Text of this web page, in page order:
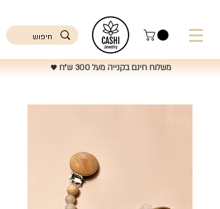
♥️ משלוח חינם בקנייה מעל 300 ש"ח